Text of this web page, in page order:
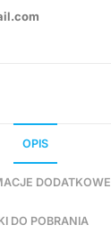
OPIS
DODATKOWE
DO POBRANIA